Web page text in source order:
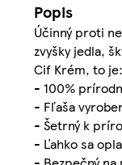
Popis
Účinný proti
zvyšky jedla,
Cif Krém, to je:
- 100%
- Fľaša
- Šetrný k
- Ľahko sa